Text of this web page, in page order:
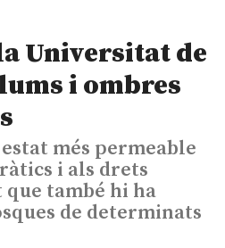
Universitat de
i ombres
més permeable
i als drets
també hi ha
de determinats